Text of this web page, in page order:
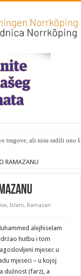
tragove, ali nisu radili
RAMAZANU
,Islam, Ramazan
alejhiselam
hutbu i tom
mjesec u
mjeseci – u kojoj
dužnost (farz), a